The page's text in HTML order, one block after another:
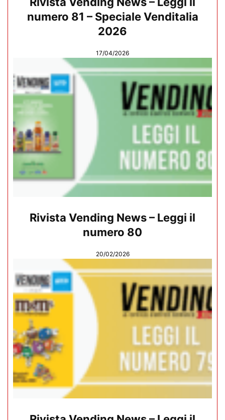
numero 81 – Speciale Venditalia
2026
17/04/2026
Rivista Vending News – Leggi il
numero 80
20/02/2026